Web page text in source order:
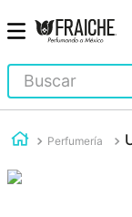
Buscar
Perfumería